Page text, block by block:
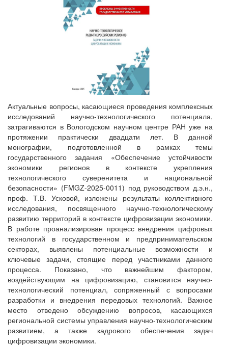
Актуальные вопросы, касающиеся проведения комплексных
исследований научно-технологического потенциала,
затрагиваются в Вологодском научном центре РАН уже на
протяжении практически двадцати лет. В данной
монографии, подготовленной в рамках темы
государственного задания «Обеспечение устойчивости
экономики регионов в контексте укрепления
технологического суверенитета и национальной
безопасности» (FMGZ-2025-0011) под руководством д.э.н.,
проф. Т.В. Усковой, изложены результаты коллективного
исследования, посвященного научно‑технологическому
развитию территорий в контексте цифровизации экономики.
В работе проанализирован процесс внедрения цифровых
технологий в государственном и предпринимательском
секторах, выявлены потенциальные возможности и
ключевые задачи, стоящие перед участниками данного
процесса. Показано, что важнейшим фактором,
воздействующим на цифровизацию, становится научно-
технологический потенциал, сопряженный с вопросами
разработки и внедрения передовых технологий. Важное
место отведено обсуждению вопросов, касающихся
региональной системы управления научно-технологическим
развитием, а также кадрового обеспечения задач
цифровизации экономики.